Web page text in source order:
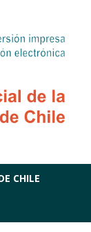
CHILE